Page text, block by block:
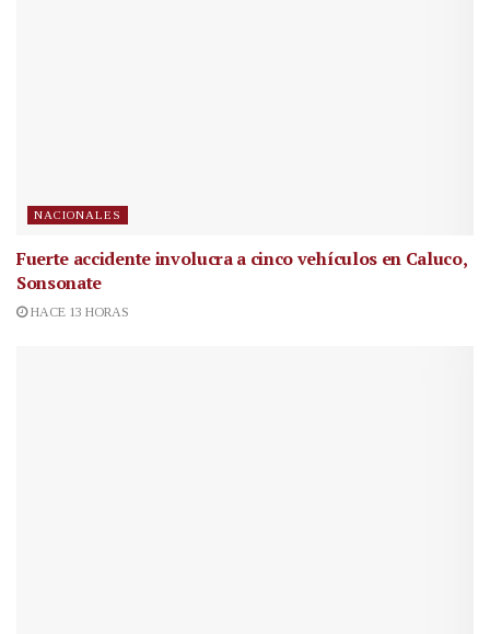
NACIONALES
Fuerte accidente involucra a cinco vehículos en Caluco,
Sonsonate
HACE 13 HORAS